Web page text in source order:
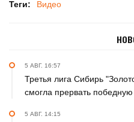
Теги:
Видео
5 АВГ. 16:57
Третья лига Сибирь
смогла прервать
5 АВГ. 14:15